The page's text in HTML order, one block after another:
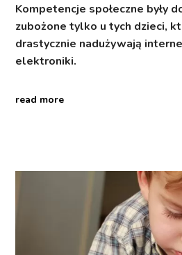
Kompetencje społeczne były
zubożone tylko u tych dzieci,
drastycznie nadużywają
elektroniki.
read more